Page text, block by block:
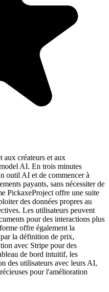
aux créateurs et aux
AI. En trois minutes
outil AI et de commencer à
payants, sans nécessiter de
PickaxeProject offre une suite
des données propres au
Les utilisateurs peuvent
pour des interactions plus
offre également la
la définition de prix,
avec Stripe pour des
de bord intuitif, les
des utilisateurs avec leurs AI,
pour l'amélioration